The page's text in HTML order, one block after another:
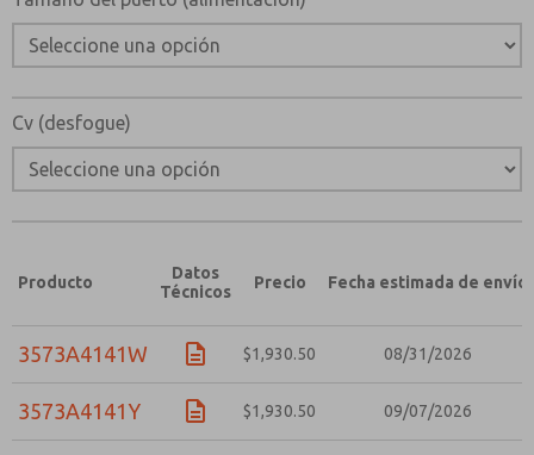
Cv (desfogue)
Producto
Datos
Técnicos
Precio Fecha estimada de envío
3573A4141W $1,930.50 08/31/2026
3573A4141Y $1,930.50 09/07/2026